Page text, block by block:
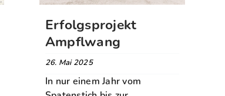
Erfolgsprojekt
Ampflwang
26. Mai 2025
In nur einem Jahr vom